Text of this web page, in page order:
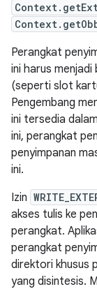
Perangkat
ini harus
(seperti slot
Pengembang
ini tersedia
ini, perangkat
penyimpanan
ini.
Izin
akses tulis ke
perangkat.
perangkat
direktori khusus
yang disintesis.